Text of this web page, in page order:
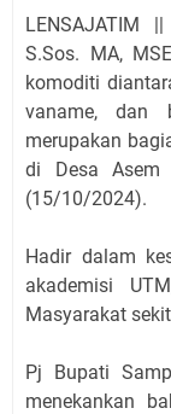
LENSAJATIM
S.Sos. MA,
komoditi
vaname, dan
merupakan
di Desa Asem
(15/10/2024).
Hadir dalam
akademisi
Masyarakat
Pj Bupati
menekankan